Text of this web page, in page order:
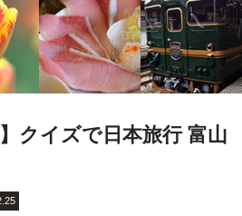
クイズで日本旅行 富山